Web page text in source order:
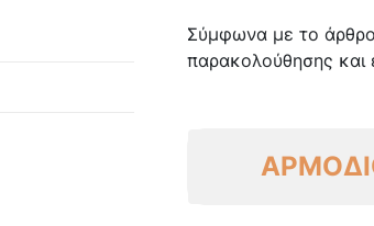
Σύμφωνα με το
παρακολούθησης και